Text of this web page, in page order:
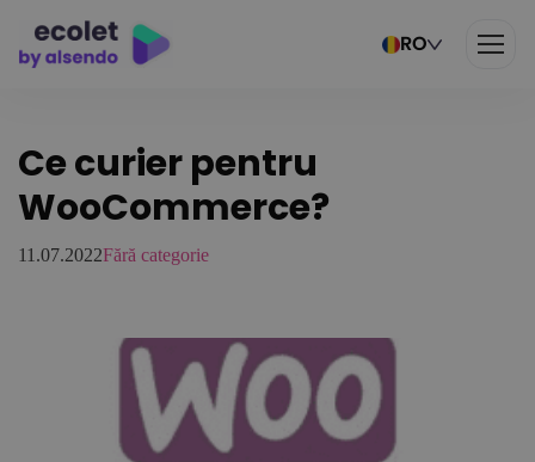
RO
Ce curier pentru
WooCommerce?
11.07.2022Fără categorie